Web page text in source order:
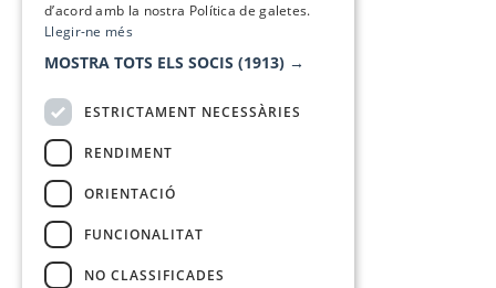
d’acord amb la nostra Política de galetes.
Llegir-ne més
MOSTRA TOTS ELS SOCIS (1913) →
ESTRICTAMENT NECESSÀRIES
RENDIMENT
ORIENTACIÓ
FUNCIONALITAT
NO CLASSIFICADES